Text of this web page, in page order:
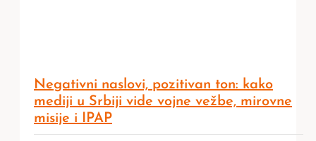
Negativni naslovi, pozitivan ton: kako
mediji u Srbiji vide vojne vežbe, mirovne
misije i IPAP